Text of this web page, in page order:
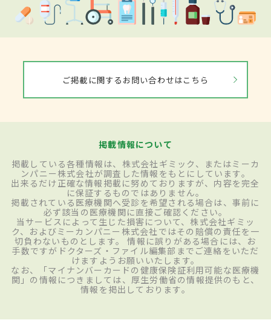
ご掲載に関するお問い合わせはこちら
掲載情報について
掲載している各種情報は、株式会社ギミック、またはミーカ
ンパニー株式会社が調査した情報をもとにしています。
出来るだけ正確な情報掲載に努めておりますが、内容を完全
に保証するものではありません。
掲載されている医療機関へ受診を希望される場合は、事前に
必ず該当の医療機関に直接ご確認ください。
当サービスによって生じた損害について、株式会社ギミッ
ク、およびミーカンパニー株式会社ではその賠償の責任を一
切負わないものとします。 情報に誤りがある場合には、お
手数ですがドクターズ・ファイル編集部までご連絡をいただ
けますようお願いいたします。
なお、「マイナンバーカードの健康保険証利用可能な医療機
関」の情報につきましては、厚生労働省の情報提供のもと、
情報を掲出しております。